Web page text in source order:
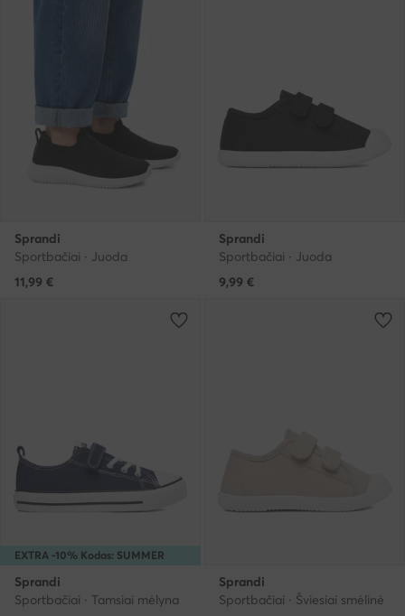
Sprandi
Sportbačiai · Juoda
11,99 €
Sprandi
Sportbačiai · Juoda
9,99 €
EXTRA -10% Kodas: SUMMER
Sprandi
Sportbačiai · Tamsiai mėlyna
Sprandi
Sportbačiai · Šviesiai smėlinė